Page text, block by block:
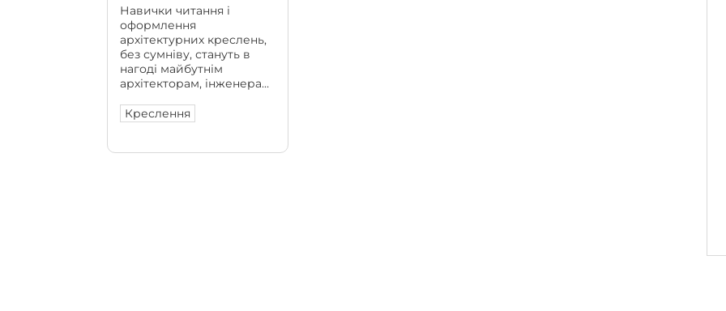
Навички читання і
оформлення
архітектурних креслень,
без сумніву, стануть в
нагоді майбутнім
архітекторам, інженерам,
комплект архітектурних
креслень складається
Держстандарту 21.501-
Креслення